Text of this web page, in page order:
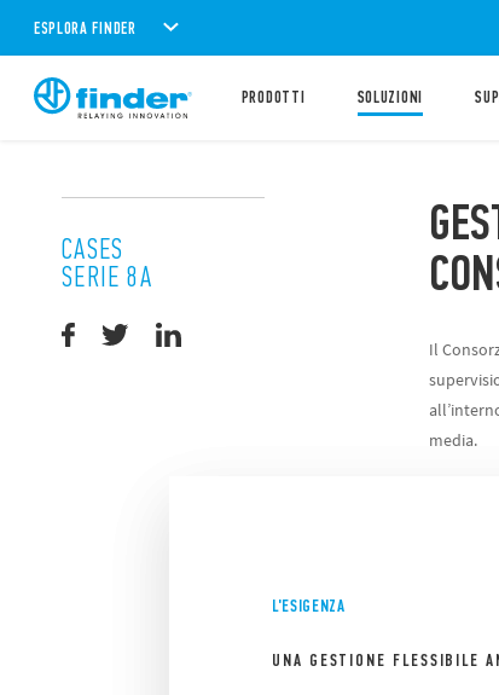
ESPLORA FINDER
PRODOTTI SOLUZIONI
Il
media.
CASES
SERIE 8A
L'ESIGENZA
UNA GESTIONE FLESSIBILE